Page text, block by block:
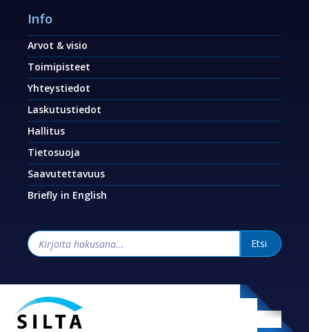
Info
Arvot & visio
Toimipisteet
Yhteystiedot
Laskutustiedot
Hallitus
Tietosuoja
Saavutettavuus
Briefly in English